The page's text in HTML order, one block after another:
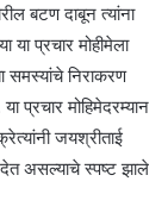
बटण दाबून त्यांना
प्रचार मोहीमेला
समस्यांचे निराकरण
प्रचार मोहिमेदरम्यान
जयश्रीताई
देत असल्याचे स्पष्ट झाले